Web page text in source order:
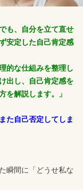
も、自分を立て直せ
安定した自己肯定感
的な仕組みを整理し
出し、自己肯定感を
を解説します。」
た自己否定してしま
瞬間に「どうせ私な